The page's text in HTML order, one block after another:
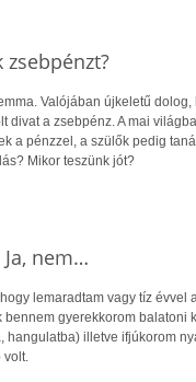
Valójában újkeletű
divat a zsebpénz. A mai
a pénzzel, a szülők pedig
Mikor teszünk jót?
nem…
lemaradtam vagy tíz
bennem gyerekkorom balatoni
hangulatba) illetve ifjúkorom
volt.